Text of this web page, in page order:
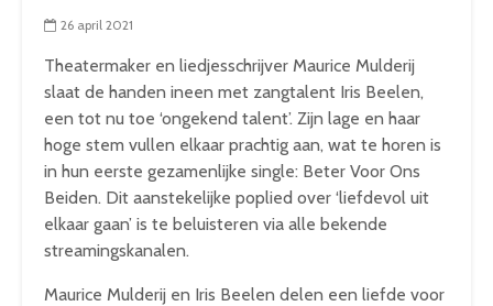
26 april 2021
Theatermaker en liedjesschrijver Maurice Mulderij
slaat de handen ineen met zangtalent Iris Beelen,
een tot nu toe ‘ongekend talent’. Zijn lage en haar
hoge stem vullen elkaar prachtig aan, wat te horen is
in hun eerste gezamenlijke single: Beter Voor Ons
Beiden. Dit aanstekelijke poplied over ‘liefdevol uit
elkaar gaan’ is te beluisteren via alle bekende
streamingskanalen.
Maurice Mulderij en Iris Beelen delen een liefde voor